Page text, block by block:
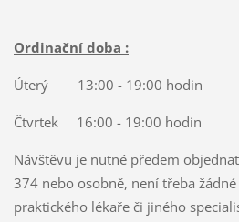
Ordinační doba :
Úterý 13:00 - 19:00 hodin
Čtvrtek 16:00 - 19:00 hodin
Návštěvu je nutné předem objednat
374 nebo osobně, není třeba
praktického lékaře či jiného